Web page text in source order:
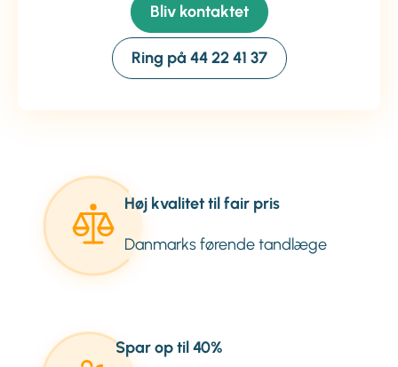
Bliv kontaktet
Ring på 44 22 41 37
Høj kvalitet til fair pris
Danmarks førende tandlæge
Spar op til 40%